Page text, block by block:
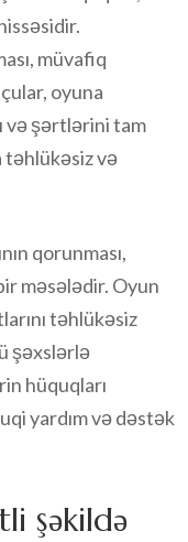
müvafiq
oyuna
və şərtlərini tam
təhlükəsiz və
qorunması,
məsələdir. Oyun
təhlükəsiz
şəxslərlə
hüquqları
yardım və dəstək
şəkildə